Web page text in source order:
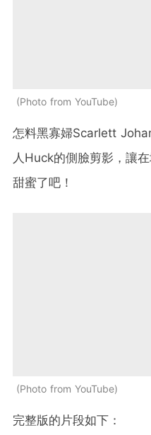
Photo from YouTube
怎料黑寡婦Scarlett
人 Huck的側臉剪影，讓
甜蜜了吧！
Photo from YouTube
完整版的片段如下：